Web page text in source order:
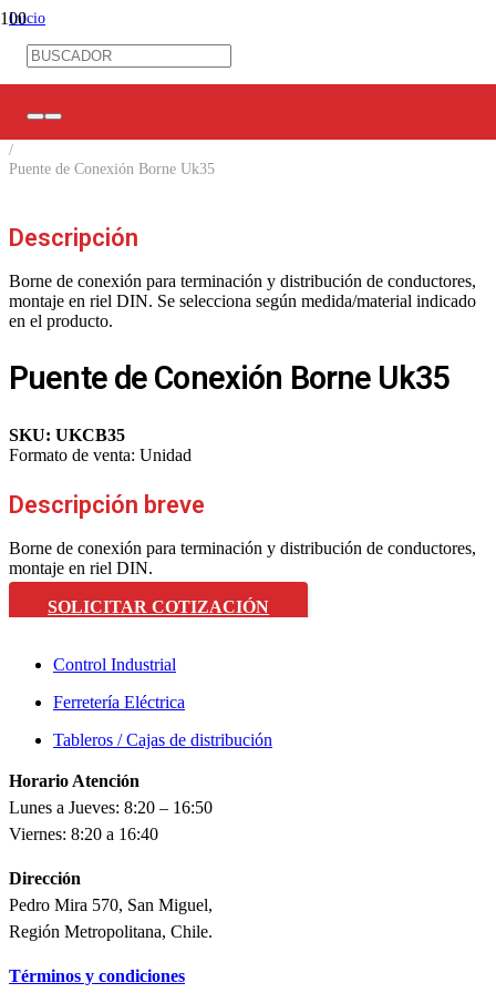
Inicio
Control Industrial
/
Puente de Conexión Borne Uk35
Descripción
Borne de conexión para terminación y distribución de conductores,
montaje en riel DIN. Se selecciona según medida/material indicado
en el producto.
Puente de Conexión Borne Uk35
SKU: UKCB35
Formato de venta: Unidad
Descripción breve
Borne de conexión para terminación y distribución de conductores,
montaje en riel DIN.
SOLICITAR COTIZACIÓN
Control Industrial
Ferretería Eléctrica
Tableros / Cajas de distribución
Horario Atención
Lunes a Jueves: 8:20 – 16:50
Viernes: 8:20 a 16:40
Dirección
Pedro Mira 570, San Miguel,
Región Metropolitana, Chile.
Términos y condiciones